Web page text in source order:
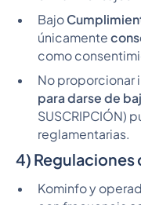
Bajo
únicamente
como
No proporcionar
para darse de
SUSCRIPCIÓN)
reglamentarias.
4)
Kominfo y